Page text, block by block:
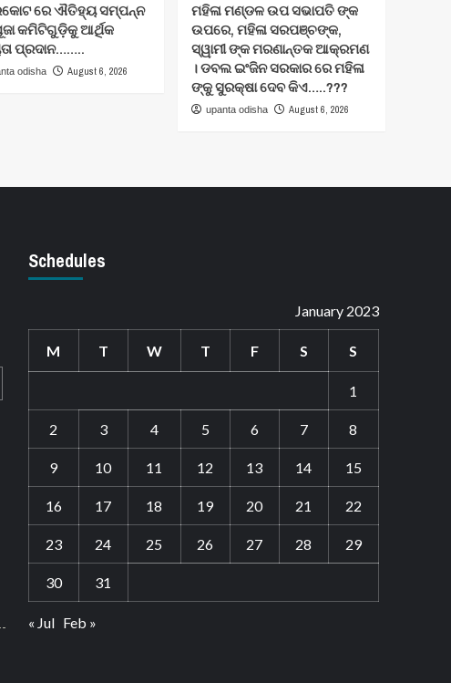
ରେ ଐତିହ୍ୟ ସମ୍ପନ୍ନ
କମିଟିଗୁଡ଼ିକୁ ଆର୍ଥିକ
ପ୍ରଦାନ……..
odisha August 6, 2026
ମହିଳା ମଣ୍ଡଳ ଉପ ସଭାପତି ଙ୍କ
ଉପରେ, ମହିଳା ସରପଞ୍ଚଙ୍କ,
ସ୍ୱାମୀ ଙ୍କ ମରଣାନ୍ତକ ଆକ୍ରମଣ
। ଡବଲ ଇଂଜିନ ସରକାର ରେ ମହିଳା
ଙ୍କୁ ସୁରକ୍ଷା ଦେବ କିଏ…..???
upanta odisha August 6, 2026
Schedules
January 2023
M T W T F S S
1
2 3 4 5 6 7 8
9 10 11 12 13 14 15
16 17 18 19 20 21 22
23 24 25 26 27 28 29
30 31
« Jul Feb »